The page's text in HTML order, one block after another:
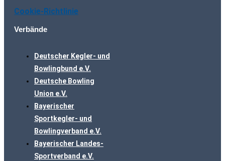
Cookie-Richtlinie
Verbände
Deutscher Kegler- und
Bowlingbund e.V.
Deutsche Bowling
Union e.V.
Bayerischer
Sportkegler- und
Bowlingverband e.V.
Bayerischer Landes-
Sportverband e.V.